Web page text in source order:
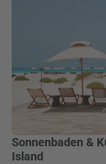
Sonnenbaden &
Island